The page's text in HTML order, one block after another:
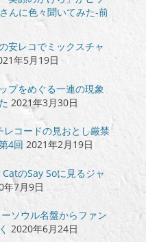
んに色々聞いてみた-前
安レコでミックスチャ
年5月19日
プをめぐる一連の現象
2021年3月30日
レコードの見おとし厳禁
4回 2021年2月19日
CatのSay Soに見るジャ
年7月9日
ソウル名盤からファン
2020年6月24日